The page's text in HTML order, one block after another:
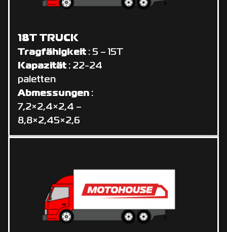
18T TRUCK
Tragfähigkeit : 5 – 15T
Kapazität : 22-24
paletten
Abmessungen :
7,2×2,4×2,4 –
8,8×2,45×2,6